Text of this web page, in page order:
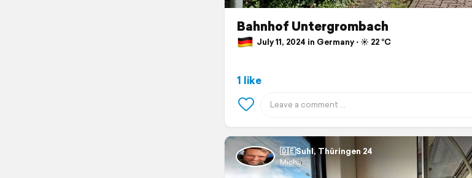
Bahnhof Untergrombach
July 11, 2024 in Germany ⋅ ☀️ 22 °C
1 like
🇩🇪Suhl, Thüringen 24
Micha.